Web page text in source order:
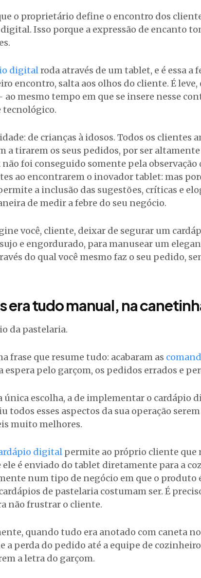
o proprietário define o encontro dos
Isso porque a expressão de encanto
digitalroda através de um tablet, e é essa a
encontro, salta aos olhos do cliente. É leve,
ao mesmo tempo em que se insere nesse
tecnológico.
de crianças à idosos. Todos os clientes
a tirarem os seus pedidos, por ser
foi conseguido somente pela observação
ao encontrarem o inovador tablet: mas
a inclusão das sugestões, críticas e
de medir a febre do seu negócio.
você, cliente, deixar de segurar um
e engordurado, para manusear um
do qual você mesmo faz o seu pedido,
era tudo manual, na
frase que resume tudo: acabaram as
espera pelo garçom, os pedidos errados e
única escolha, a de implementar o cardápio
todos esses aspectos da sua operação
muito melhores.
digital permite ao próprio cliente que
ele é enviado do tablet diretamente para a
num tipo de negócio em que o produto
de pastelaria costumam ser. É
não frustrar o cliente.
quando tudo era anotado com caneta
a perda do pedido até a equipe de
a letra do garçom.